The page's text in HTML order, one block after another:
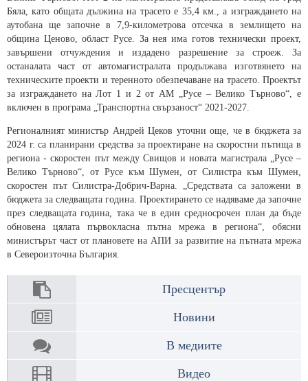
Бяла, като общата дължина на трасето е 35,4 км., а изграждането на
аутобана ще започне в 7,9-километрова отсечка в землището на
община Ценово, област Русе. За нея има готов технически проект,
завършени отчуждения и издадено разрешение за строеж. За
останалата част от автомагистралата продължава изготвянето на
техническите проекти и теренното обезпечаване на трасето. Проектът
за изграждането на Лот 1 и 2 от АМ „Русе – Велико Търново“, е
включен в програма „Транспортна свързаност“ 2021-2027.
Регионалният министър Андрей Цеков уточни още, че в бюджета за
2024 г. са планирани средства за проектиране на скоростни пътища в
региона - скоростен път между Свищов и новата магистрала „Русе –
Велико Търново“, от Русе към Шумен, от Силистра към Шумен,
скоростен път Силистра-Добрич-Варна. „Средствата са заложени в
бюджета за следващата година. Проектирането се надяваме да започне
през следващата година, така че в един средносрочен план да бъде
обновена цялата първокласна пътна мрежа в региона“, обясни
министърът част от плановете на АПИ за развитие на пътната мрежа
в Североизточна България.
Пресцентър
Новини
В медиите
Видео